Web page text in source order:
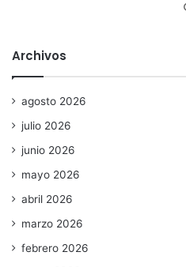
Archivos
agosto 2026
julio 2026
junio 2026
mayo 2026
abril 2026
marzo 2026
febrero 2026